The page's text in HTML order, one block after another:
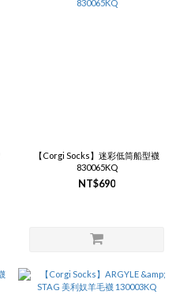
【Corgi Socks】迷彩低筒船型襪
830065KQ
NT$690